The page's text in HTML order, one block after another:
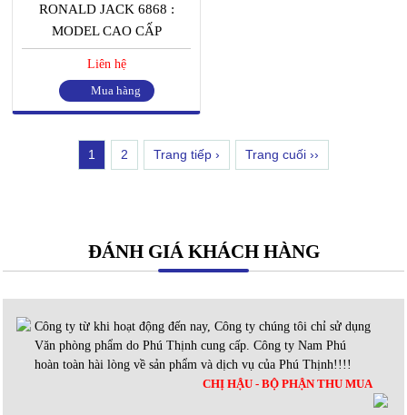
RONALD JACK 6868 :
MODEL CAO CẤP
Liên hệ
Mua hàng
1 2 Trang tiếp › Trang cuối ››
ĐÁNH GIÁ KHÁCH HÀNG
Công ty từ khi hoạt động đến nay, Công ty chúng tôi chỉ sử dụng
Văn phòng phẩm do Phú Thịnh cung cấp. Công ty Nam Phú
hoàn toàn hài lòng về sản phẩm và dịch vụ của Phú Thịnh!!!!
CHỊ HẬU - BỘ PHẬN THU MUA